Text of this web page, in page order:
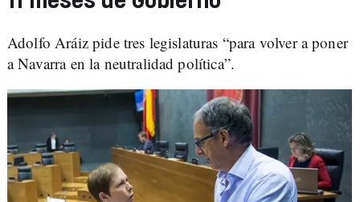
Adolfo Aráiz pide tres legislaturas “para volver a poner
a Navarra en la neutralidad política”.